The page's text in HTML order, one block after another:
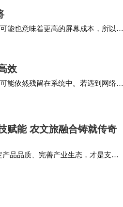
能也意味着更高的屏幕成本，所以产
，预计将会…
效
能依然残留在系统中。若遇到网络连
再开机，以彻底重…
赋能 农文旅融合铸就传奇
品品质、完善产业生态，才是支撑